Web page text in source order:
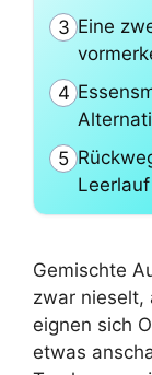
3 Eine
4
5
Gemischte
zwar nieselt,
eignen sich
etwas